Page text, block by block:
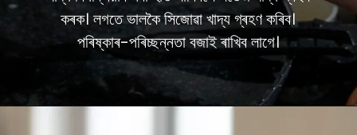
কৰক। লগতে ভালকৈ সিজোৱা খাদ্য গ্ৰহণ কৰিব।
পৰিষ্কাৰ-পৰিচ্ছন্নতা বজাই ৰাখিব লাগে।